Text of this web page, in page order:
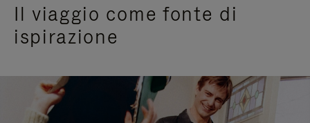
Il viaggio come fonte di
ispirazione